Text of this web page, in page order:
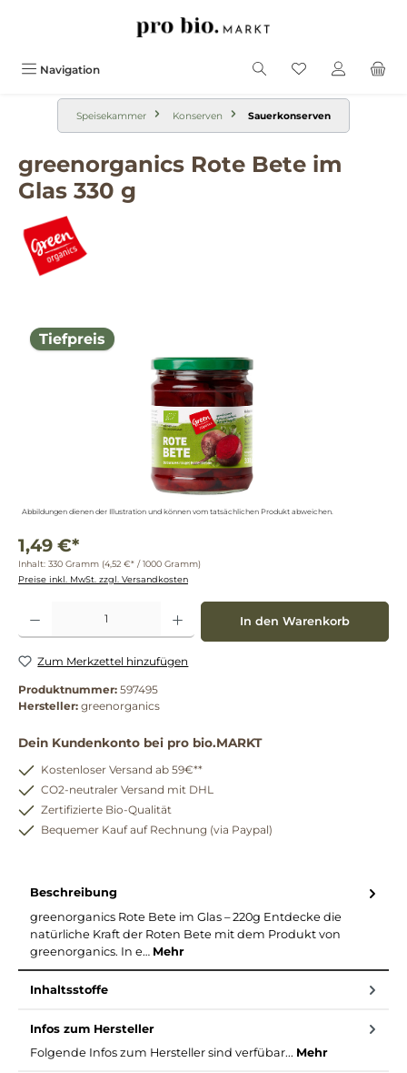
Navigation
Speisekammer Konserven Sauerkonserven
greenorganics Rote Bete im
Glas 330 g
Tiefpreis
Abbildungen dienen der Illustration und können vom tatsächlichen Produkt abweichen.
1,49 €*
Inhalt: 330 Gramm (4,52 €* / 1000 Gramm)
Preise inkl. MwSt. zzgl. Versandkosten
Produkt Anzahl: Gib den gewünschten Wert ein oder benutze die Schaltflächen um
In den Warenkorb
Zum Merkzettel hinzufügen
Produktnummer: 597495
Hersteller: greenorganics
Dein Kundenkonto bei pro bio.MARKT
Kostenloser Versand ab 59€**
CO2-neutraler Versand mit DHL
Zertifizierte Bio-Qualität
Bequemer Kauf auf Rechnung (via Paypal)
Beschreibung
greenorganics Rote Bete im Glas – 220g Entdecke die
natürliche Kraft der Roten Bete mit dem Produkt von
greenorganics. In e… Mehr
Inhaltsstoffe
Infos zum Hersteller
Folgende Infos zum Hersteller sind verfübar... Mehr